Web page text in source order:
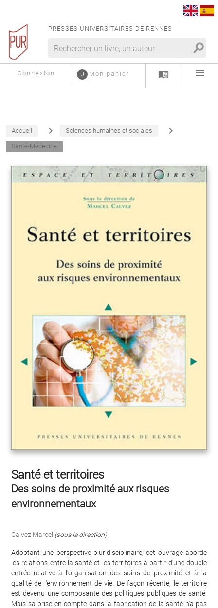
PRESSES UNIVERSITAIRES DE RENNES
search
Connexion Mon panier
0 menu_book menu
Accueil navigate_next Sciences humaines et sociales navigate_next
Santé-Médecine
Santé et territoires
Des soins de proximité aux risques
environnementaux
Calvez Marcel (sous la direction)
Adoptant une perspective pluridisciplinaire, cet ouvrage aborde
les relations entre la santé et les territoires à partir d'une double
entrée relative à l'organisation des soins de proximité et à la
qualité de l'environnement de vie. De façon récente, le territoire
est devenu une composante des politiques publiques de santé.
Mais sa prise en compte dans la fabrication de la santé n'a pas